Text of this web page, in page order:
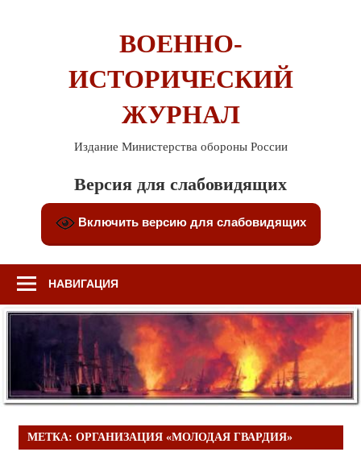
ВОЕННО-
ИСТОРИЧЕСКИЙ
ЖУРНАЛ
Издание Министерства обороны России
Версия для слабовидящих
Включить версию для слабовидящих
НАВИГАЦИЯ
МЕТКА: ОРГАНИЗАЦИЯ «МОЛОДАЯ ГВАРДИЯ»